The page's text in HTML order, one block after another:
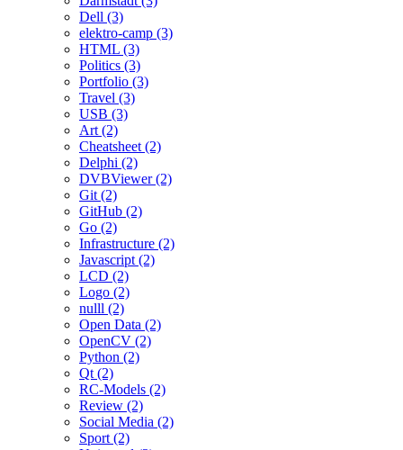
Dell (3)
elektro-camp (3)
HTML (3)
Politics (3)
Portfolio (3)
Travel (3)
USB (3)
Art (2)
Cheatsheet (2)
Delphi (2)
DVBViewer (2)
Git (2)
GitHub (2)
Go (2)
Infrastructure (2)
Javascript (2)
LCD (2)
Logo (2)
nulll (2)
Open Data (2)
OpenCV (2)
Python (2)
Qt (2)
RC-Models (2)
Review (2)
Social Media (2)
Sport (2)